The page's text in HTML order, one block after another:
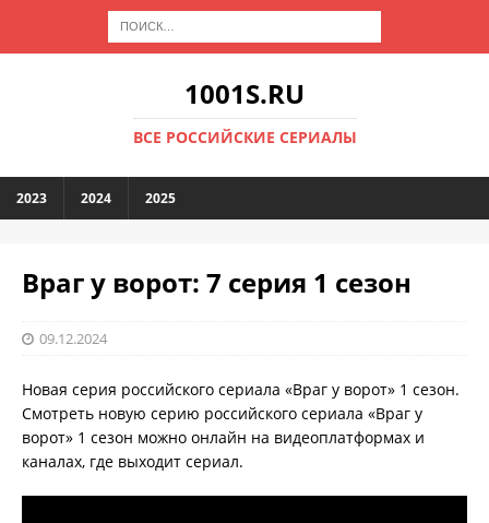
1001S.RU
ВСЕ РОССИЙСКИЕ СЕРИАЛЫ
2023 2024 2025
Враг у ворот: 7 серия 1 сезон
09.12.2024
Новая серия российского сериала «Враг у ворот» 1 сезон.
Смотреть новую серию российского сериала «Враг у
ворот» 1 сезон можно онлайн на видеоплатформах и
каналах, где выходит сериал.